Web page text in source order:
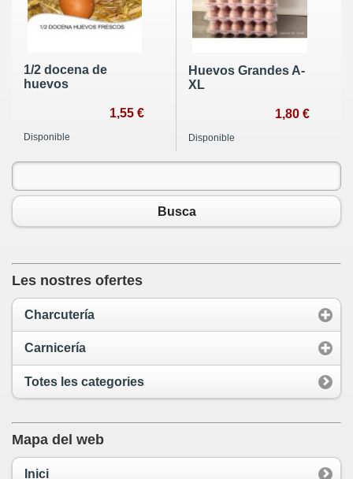
1/2 docena de
huevos
1,55 €
Disponible
Huevos Grandes A-
XL
1,80 €
Disponible
Busca
Les nostres ofertes
Charcutería
Carnicería
Totes les categories
Mapa del web
Inici